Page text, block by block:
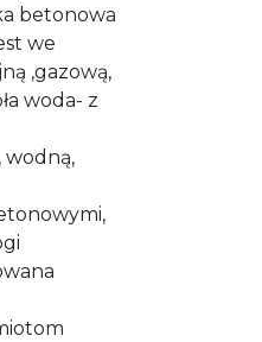
betonowa
we
,gazową,
woda- z
wodną,